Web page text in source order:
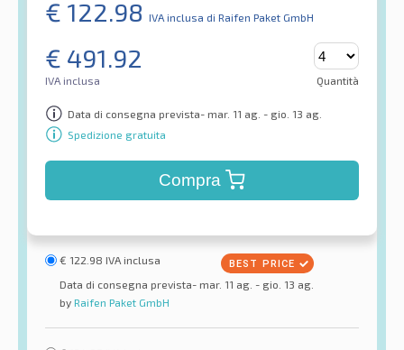
€ 122.98 IVA inclusa di Raifen Paket GmbH
€ 491.92
IVA inclusa Quantità
Data di consegna prevista- mar. 11 ag. - gio. 13 ag.
Spedizione gratuita
Compra
€ 122.98 IVA inclusa
Data di consegna prevista- mar. 11 ag. - gio. 13 ag.
by Raifen Paket GmbH